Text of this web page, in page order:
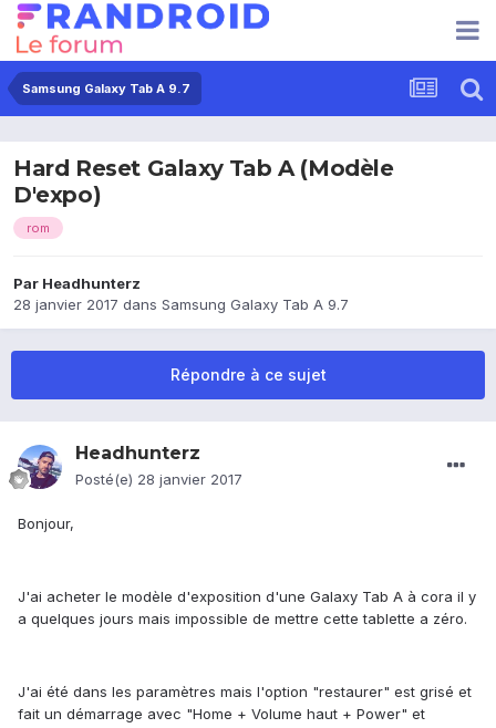
Samsung Galaxy Tab A 9.7
Hard Reset Galaxy Tab A (Modèle
D'expo)
rom
Par Headhunterz
28 janvier 2017 dans Samsung Galaxy Tab A 9.7
Répondre à ce sujet
Headhunterz
Posté(e) 28 janvier 2017
Bonjour,
J'ai acheter le modèle d'exposition d'une Galaxy Tab A à cora il y
a quelques jours mais impossible de mettre cette tablette a zéro.
J'ai été dans les paramètres mais l'option "restaurer" est grisé et
fait un démarrage avec "Home + Volume haut + Power" et